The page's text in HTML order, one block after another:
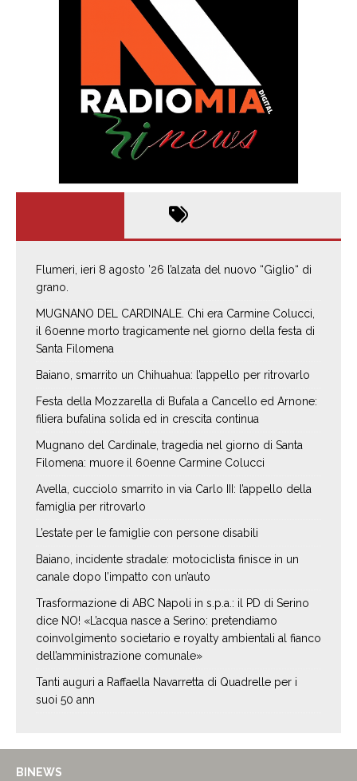
Flumeri, ieri 8 agosto ’26 l’alzata del nuovo “Giglio“ di
grano.
MUGNANO DEL CARDINALE. Chi era Carmine Colucci,
il 60enne morto tragicamente nel giorno della festa di
Santa Filomena
Baiano, smarrito un Chihuahua: l’appello per ritrovarlo
Festa della Mozzarella di Bufala a Cancello ed Arnone:
filiera bufalina solida ed in crescita continua
Mugnano del Cardinale, tragedia nel giorno di Santa
Filomena: muore il 60enne Carmine Colucci
Avella, cucciolo smarrito in via Carlo III: l’appello della
famiglia per ritrovarlo
L’estate per le famiglie con persone disabili
Baiano, incidente stradale: motociclista finisce in un
canale dopo l’impatto con un’auto
Trasformazione di ABC Napoli in s.p.a.: il PD di Serino
dice NO! «L’acqua nasce a Serino: pretendiamo
coinvolgimento societario e royalty ambientali al fianco
dell’amministrazione comunale»
Tanti auguri a Raffaella Navarretta di Quadrelle per i
suoi 50 ann
BINEWS